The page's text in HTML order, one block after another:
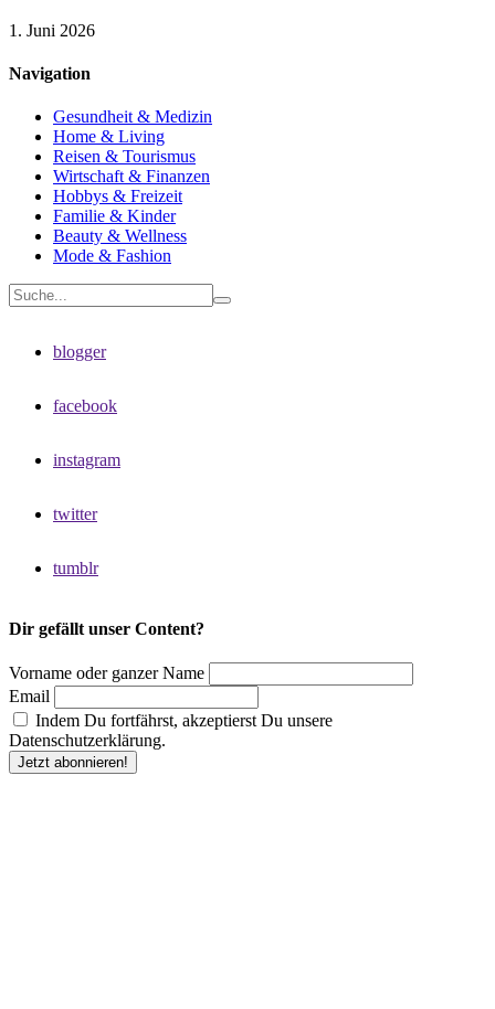
1. Juni 2026
Navigation
Gesundheit & Medizin
Home & Living
Reisen & Tourismus
Wirtschaft & Finanzen
Hobbys & Freizeit
Familie & Kinder
Beauty & Wellness
Mode & Fashion
blogger
facebook
instagram
twitter
tumblr
Dir gefällt unser Content?
Vorname oder ganzer Name
Email
Indem Du fortfährst, akzeptierst Du unsere
Datenschutzerklärung.